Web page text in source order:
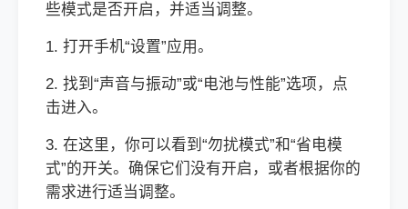
些模式是否开启，并适当调整。
1. 打开手机“设置”应用。
2. 找到“声音与振动”或“电池与性能”选项，点
击进入。
3. 在这里，你可以看到“勿扰模式”和“省电模
式”的开关。确保它们没有开启，或者根据你的
需求进行适当调整。